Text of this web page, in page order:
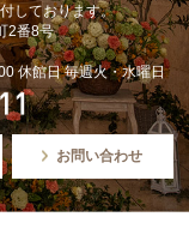
しております。
2番8号
休館日 毎週火・水曜日
お問い合わせ